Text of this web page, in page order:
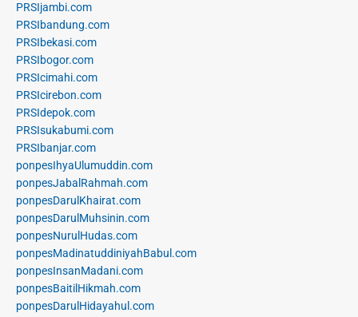
PRSIjambi.com
PRSIbandung.com
PRSIbekasi.com
PRSIbogor.com
PRSIcimahi.com
PRSIcirebon.com
PRSIdepok.com
PRSIsukabumi.com
PRSIbanjar.com
ponpesIhyaUlumuddin.com
ponpesJabalRahmah.com
ponpesDarulKhairat.com
ponpesDarulMuhsinin.com
ponpesNurulHudas.com
ponpesMadinatuddiniyahBabul.com
ponpesInsanMadani.com
ponpesBaitilHikmah.com
ponpesDarulHidayahul.com